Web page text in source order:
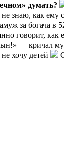
думать?
знаю, как ему
за богача в
говорит,
— кричал
хочу детей